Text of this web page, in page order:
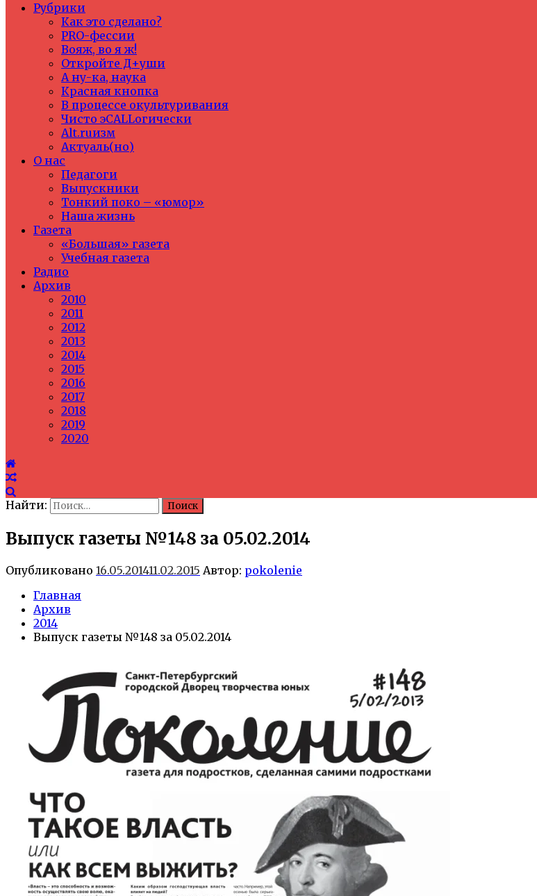
Рубрики
Как это сделано?
PRO-фессии
Вояж, во я ж!
Откройте Д+уши
А ну-ка, наука
Красная кнопка
В процессе окультуривания
Чисто эCALLогически
Alt.ruизм
Актуаль(но)
О нас
Педагоги
Выпускники
Тонкий поко – «юмор»
Наша жизнь
Газета
«Большая» газета
Учебная газета
Радио
Архив
2010
2011
2012
2013
2014
2015
2016
2017
2018
2019
2020
Найти:
Выпуск газеты №148 за 05.02.2014
Опубликовано 16.05.201411.02.2015 Автор: pokolenie
Главная
Архив
2014
Выпуск газеты №148 за 05.02.2014